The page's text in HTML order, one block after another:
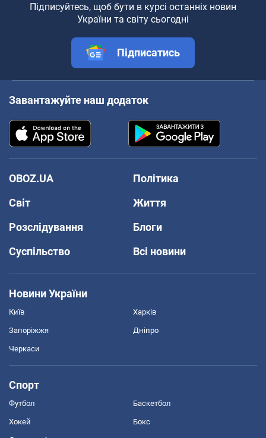
Підписуйтесь, щоб бути в курсі останніх новин
України та світу сьогодні
Підписатись
Завантажуйте наш додаток
OBOZ.UA
Політика
Світ
Життя
Розслідування
Блоги
Суспільство
Всі новини
Новини України
Київ Харків
Запоріжжя Дніпро
Черкаси
Спорт
Футбол Баскетбол
Хокей Бокс